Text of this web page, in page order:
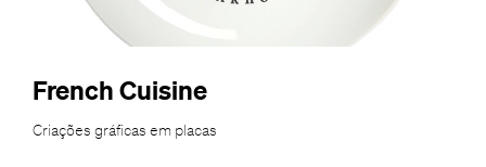
French Cuisine
Criações gráficas em placas